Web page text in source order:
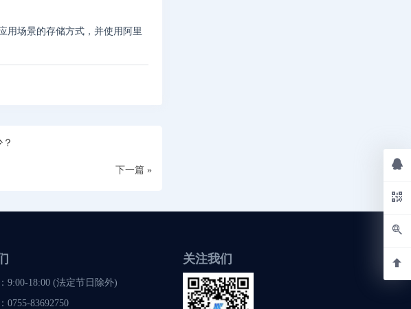
用场景的存储方式，并使用阿里
下一篇 »
9:00-18:00 (法定节日除外)
0755-83692750
关注我们